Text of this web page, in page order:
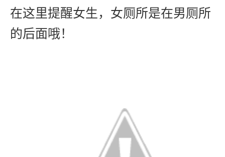
在这里提醒女生，女厕所是在男厕所
的后面哦！